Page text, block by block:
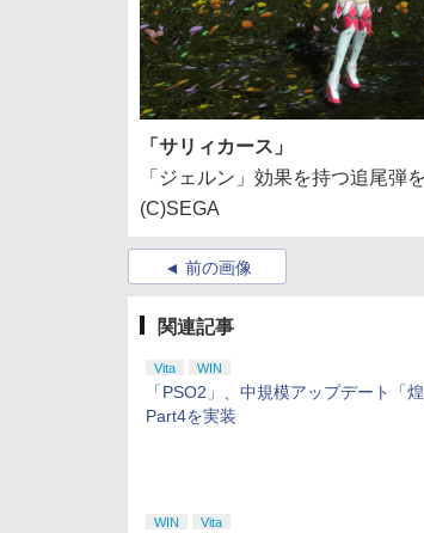
「サリィカース」
「ジェルン」効果を持つ追尾弾
(C)SEGA
前の画像
関連記事
Vita WIN
「PSO2」、中規模アップデート「
Part4を実装
WIN Vita